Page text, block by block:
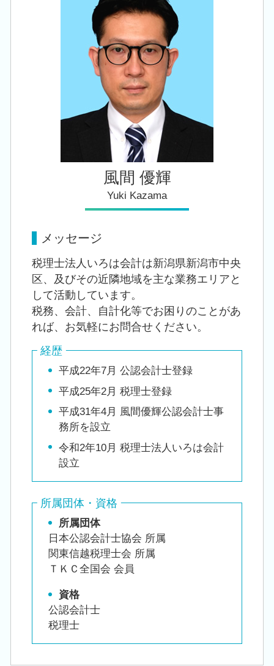
年次 決算業務
住宅取得等資金 贈与
相続税 手続き
創業支援 税理士 相談 亀田駅
創業支援 税理士 相談 三条市
相続 税理士 相談 新津駅
会社設立 税理士 相談 新潟駅
税務顧問 税理士 相談 秋葉区
税務顧問 税理士 相談 亀田駅
税務顧問 税理士 相談 加茂市
風間 優輝
Yuki Kazama
メッセージ
税理士法人いろは会計は新潟県新潟市中央
区、及びその近隣地域を主な業務エリアと
して活動しています。
税務、会計、自計化等でお困りのことがあ
れば、お気軽にお問合せください。
経歴
平成22年7月 公認会計士登録
平成25年2月 税理士登録
平成31年4月 風間優輝公認会計士事
務所を設立
令和2年10月 税理士法人いろは会計
設立
所属団体・資格
所属団体
日本公認会計士協会 所属
関東信越税理士会 所属
ＴＫＣ全国会 会員
資格
公認会計士
税理士